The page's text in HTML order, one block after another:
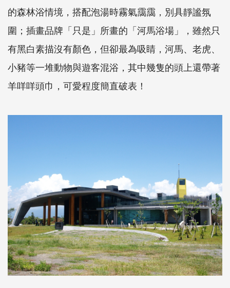
的森林浴情境，搭配泡湯時霧氣靄靄，別具靜謐氛
圍；插畫品牌「只是」所畫的「河馬浴場」，雖然只
有黑白素描沒有顏色，但卻最為吸睛，河馬、老虎、
小豬等一堆動物與遊客混浴，其中幾隻的頭上還帶著
羊咩咩頭巾，可愛程度簡直破表！